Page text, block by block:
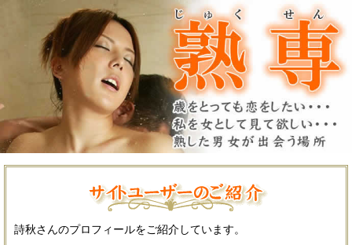
詩秋さんのプロフィールをご紹介しています。